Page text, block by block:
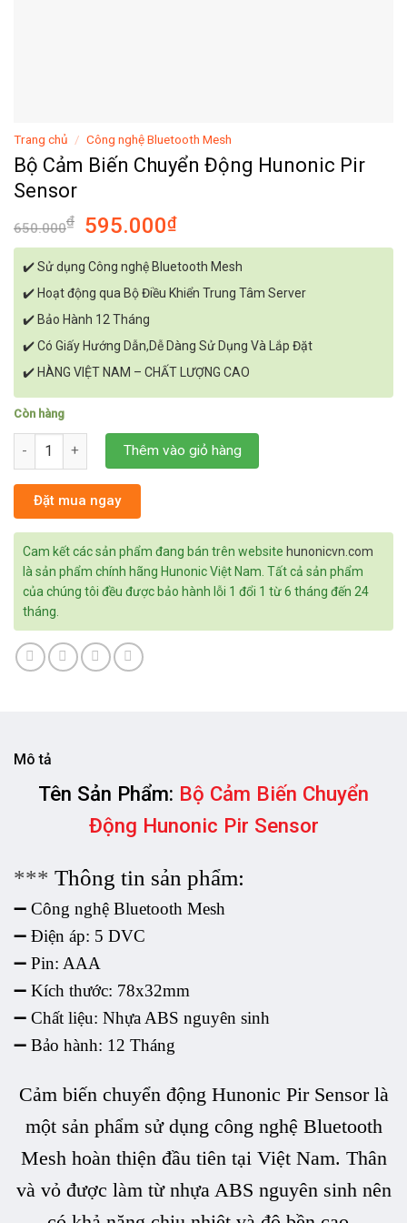
Trang chủ / Công nghệ Bluetooth Mesh
Bộ Cảm Biến Chuyển Động Hunonic Pir
Sensor
650.000₫ 595.000₫
✔️Sử dụng Công nghệ Bluetooth Mesh
✔️ Hoạt động qua Bộ Điều Khiển Trung Tâm Server
✔️ Bảo Hành 12 Tháng
✔️ Có Giấy Hướng Dẫn,Dễ Dàng Sử Dụng Và Lắp Đặt
✔️ HÀNG VIỆT NAM – CHẤT LƯỢNG CAO
Còn hàng
Bộ Cảm Biến Chuyển Động Hunonic Pir Sensor số lượng
Thêm vào giỏ hàng
Đặt mua ngay
Cam kết các sản phẩm đang bán trên website hunonicvn.com
là sản phẩm chính hãng Hunonic Việt Nam. Tất cả sản phẩm
của chúng tôi đều được bảo hành lỗi 1 đổi 1 từ 6 tháng đến 24
tháng.
Mô tả
Tên Sản Phẩm: Bộ Cảm Biến Chuyển
Động Hunonic Pir Sensor
*** Thông tin sản phẩm:
➖ Công nghệ Bluetooth Mesh
➖ Điện áp: 5 DVC
➖ Pin: AAA
➖ Kích thước: 78x32mm
➖ Chất liệu: Nhựa ABS nguyên sinh
➖ Bảo hành: 12 Tháng
Cảm biến chuyển động Hunonic Pir Sensor là
một sản phẩm sử dụng công nghệ Bluetooth
Mesh hoàn thiện đầu tiên tại Việt Nam. Thân
và vỏ được làm từ nhựa ABS nguyên sinh nên